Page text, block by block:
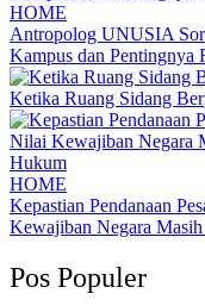
HOME
Antropolog UNUSIA
Kampus dan Pentingnya
Ketika Ruang Sidang
HOME
Kepastian Pendanaan
Kewajiban Negara
Pos Populer